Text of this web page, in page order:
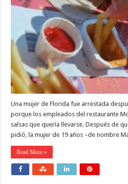
Una mujer de Florida fue arrestada
porque los empleados del restaurante
salsas que quería llevarse. Después de
pidió, la mujer de 19 años –de nombre
Read More »